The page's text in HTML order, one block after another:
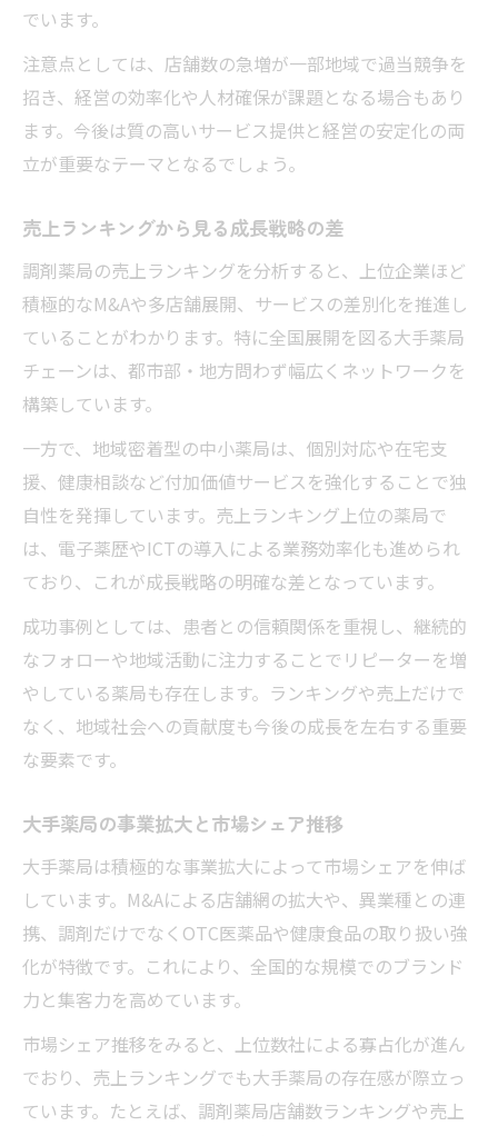
でいます。
注意点としては、店舗数の急増が一部地域で過当競争を
招き、経営の効率化や人材確保が課題となる場合もあり
ます。今後は質の高いサービス提供と経営の安定化の両
立が重要なテーマとなるでしょう。
売上ランキングから見る成長戦略の差
調剤薬局の売上ランキングを分析すると、上位企業ほど
積極的なM&Aや多店舗展開、サービスの差別化を推進し
ていることがわかります。特に全国展開を図る大手薬局
チェーンは、都市部・地方問わず幅広くネットワークを
構築しています。
一方で、地域密着型の中小薬局は、個別対応や在宅支
援、健康相談など付加価値サービスを強化することで独
自性を発揮しています。売上ランキング上位の薬局で
は、電子薬歴やICTの導入による業務効率化も進められ
ており、これが成長戦略の明確な差となっています。
成功事例としては、患者との信頼関係を重視し、継続的
なフォローや地域活動に注力することでリピーターを増
やしている薬局も存在します。ランキングや売上だけで
なく、地域社会への貢献度も今後の成長を左右する重要
な要素です。
大手薬局の事業拡大と市場シェア推移
大手薬局は積極的な事業拡大によって市場シェアを伸ば
しています。M&Aによる店舗網の拡大や、異業種との連
携、調剤だけでなくOTC医薬品や健康食品の取り扱い強
化が特徴です。これにより、全国的な規模でのブランド
力と集客力を高めています。
市場シェア推移をみると、上位数社による寡占化が進ん
でおり、売上ランキングでも大手薬局の存在感が際立っ
ています。たとえば、調剤薬局店舗数ランキングや売上